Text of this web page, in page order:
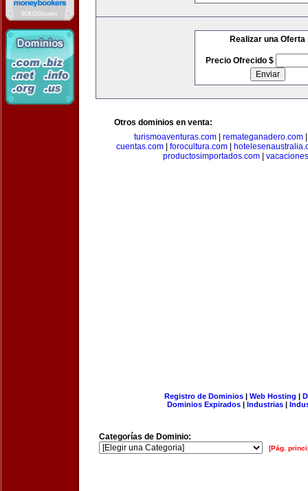
Realizar una Oferta
Precio Ofrecido $
Otros dominios en venta:
turismoaventuras.com| remateganadero.com
cuentas.com
forocultura.com
productosimportados.com
Registro de Dominios| Web Hosting |
Dominios Expirados | Industrias |
Categorías de Dominio:
[Pág.